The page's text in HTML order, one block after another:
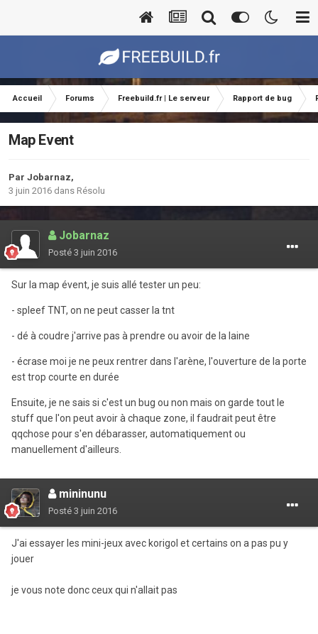
Accueil Forums Freebuild.fr | Le serveur Rapport de bug
Map Event
Par Jobarnaz,
3 juin 2016 dans Résolu
Jobarnaz
Posté 3 juin 2016
Sur la map évent, je suis allé tester un peu:
- spleef TNT, on ne peut casser la tnt
- dé à coudre j'arrive pas à prendre ou avoir de la laine
- écrase moi je ne peux rentrer dans l'arène, l'ouverture de la porte
est trop courte en durée
Ensuite, je ne sais si c'est un bug ou non mais on garde tout le
stuff que l'on peut avoir à chaque zone, il faudrait peut être
qqchose pour s'en débarasser, automatiquement ou
manuellement d'ailleurs.
mininunu
Posté 3 juin 2016
J'ai essayer les mini-jeux avec korigol et certains on a pas pu y
jouer
je vous note donc ceux qui n'allait pas